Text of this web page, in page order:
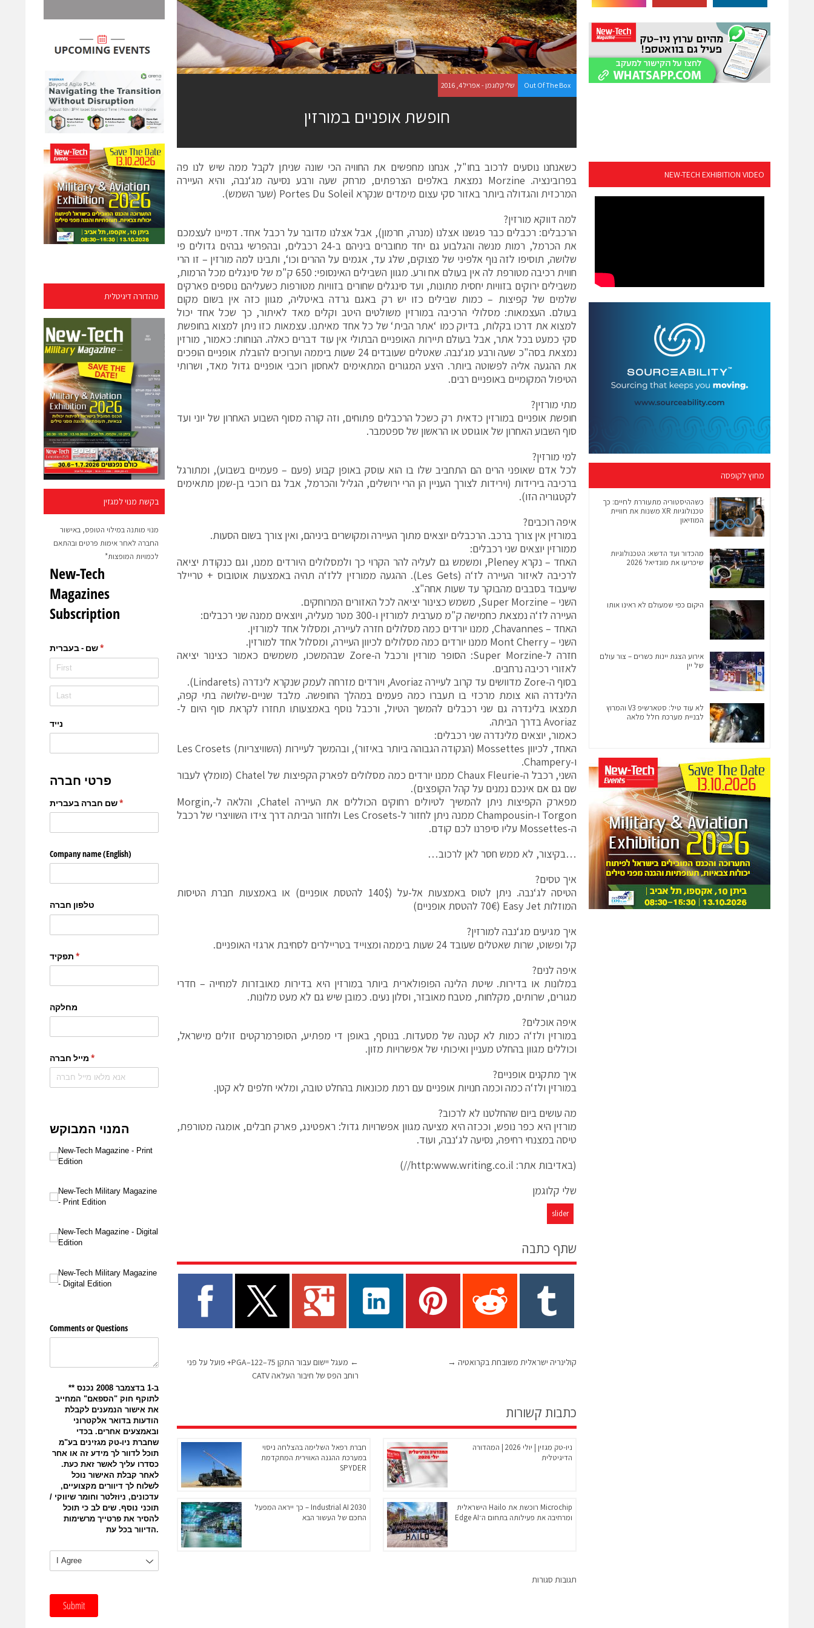
מהדורה דיגיטלית
בקשת מנוי למגזין
מנוי מותנה במילוי הטופס, באישור
החברה לאחר אימות פרטים ובהתאם
לכמויות המופצות*
Out Of The Box שלי קלוגמן - אפריל 4, 2016
חופשת אופניים במורזין
כשאנחנו נוסעים לרכוב בחו"ל, אנחנו מחפשים את החוויה הכי שונה שניתן לקבל ממה שיש לנו פה
בפרובינציה. Morzine נמצאת באלפים הצרפתים, מרחק שעה ורבע נסיעה מג‘נבה, והיא העיירה
המרכזית והגדולה ביותר באזור סקי עצום מימדים שנקרא Portes Du Soleil (שער השמש).
למה דווקא מורזין?
הרכבלים: רכבלים כבר פגשנו אצלנו (מנרה, חרמון), אבל אצלנו מדובר על רכבל אחד. דמיינו לעצמכם
את הכרמל, רמות מנשה והגלבוע גם יחד מחוברים ביניהם ב-24 רכבלים, ובהפרשי גבהים גדולים פי
שלושה, תוסיפו לזה נוף אלפיני של מצוקים, שלג עד, אגמים על ההרים וכו‘, ותבינו למה מורזין – זו הרי
חווית רכיבה מטורפת לה אין בעולם אח ורע. מגוון השבילים האינסופי: 650 ק"מ של סינגלים מכל הרמות,
משבילים ירוקים בזוויות יחסית מתונות, ועד סינגלים שחורים בזוויות מטורפות כשעליהם נוספים פארקים
שלמים של קפיצות – כמות שבילים כזו יש רק באגם גרדה באיטליה, מגוון כזה אין בשום מקום
בעולם. העצמאות: מסלולי הרכיבה במורזין משולטים היטב וקלים מאד לאיתור, כך שכל אחד יכול
למצוא את דרכו בקלות, בדיוק כמו ‘אתר הבית‘ של כל אחד מאיתנו. עצמאות כזו ניתן למצוא בחופשת
סקי כמעט בכל אתר, אבל בעולם תיירות האופניים הבתולי אין עוד דברים כאלה. הנוחות: כאמור, מורזין
נמצאת בסה"כ שעה ורבע מג‘נבה. שאטלים שעובדים 24 שעות ביממה וערוכים להובלת אופניים הופכים
את ההגעה אליה לפשוטה ביותר. היצע המגורים המתאימים לאחסון רוכבי אופניים גדול מאד, ושרותי
הטיפול המקומיים באופניים רבים.
מתי מורזין?
חופשת אופניים במורזין כדאית רק כשכל הרכבלים פתוחים, וזה קורה מסוף השבוע האחרון של יוני ועד
סוף השבוע האחרון של אוגוסט או הראשון של ספטמבר.
למי מורזין?
לכל אדם שאופני הרים הם התחביב שלו בו הוא עוסק באופן קבוע (פעם – פעמיים בשבוע), ומתורגל
ברכיבה בירידות (וירידות לצורך העניין הן הרי ירושלים, הגליל והכרמל, אבל גם רוכבי בן-שמן מתאימים
לקטגוריה הזו).
איפה רוכבים?
במורזין אין צורך ברכב. הרכבלים יוצאים מתוך העיירה ומקושרים ביניהם, ואין צורך בשום הסעות.
ממורזין יוצאים שני רכבלים:
האחד – נקרא Pleney, ומשמש גם לעליה להר הקרוי כך ולמסלולים היורדים ממנו, וגם כנקודת יציאה
לרכיבה לאיזור העיירה לז‘ה (Les Gets). ההגעה ממורזין ללז‘ה תהיה באמצעות אוטובוס + טריילר
שיעבוד בסבבים מהבוקר עד שעות אחה"צ.
השני – Super Morzine, משמש כצינור יציאה לכל האזורים המרוחקים.
העיירה לז‘ה נמצאת כחמישה ק"מ מערבית למורזין ו-300 מטר מעליה, ויוצאים ממנה שני רכבלים:
האחד – Chavannes, ממנו יורדים כמה מסלולים חזרה לעיירה, ומסלול אחד למורזין.
השני – Mont Cherry ממנו יורדים כמה מסלולים לכיוון העיירה, ומסלול אחד למורזין.
חזרה ל-Super Morzine: הסופר מורזין ורכבל ה-Zore שבהמשכו, משמשים כאמור כצינור יציאה
לאזורי רכיבה נרחבים.
בסוף ה-Zore מדוושים עד קרוב לעיירה Avoriaz, ויורדים מזרחה לעמק שנקרא לינדרה (Lindarets).
הלינדרה הוא צומת מרכזי בו תעברו כמה פעמים במהלך החופשה. מלבד שניים-שלושה בתי קפה,
תמצאו בלינדרה גם שני רכבלים להמשך הטיול, ורכבל נוסף באמצעותו תחזרו לקראת סוף היום ל-
Avoriaz בדרך הביתה.
כאמור, יוצאים מלינדרה שני רכבלים:
האחד, לכיוון Mossettes (הנקודה הגבוהה ביותר באיזור), ובהמשך לעיירות (השוויצריות) Les Crosets
ו-Champery.
השני, רכבל ה-Chaux Fleurie ממנו יורדים כמה מסלולים לפארק הקפיצות של Chatel (מומלץ לעבור
שם גם אם אינכם נמנים על קהל הקופצים).
מפארק הקפיצות ניתן להמשיך לטיולים רחוקים הכוללים את העיירה Chatel, והלאה ל-Morgin,
Torgon ו-Champousin ממנה ניתן לחזור ל-Les Crosets ולחזור הביתה דרך צידו השוויצרי של רכבל
ה-Mossettes עליו סיפרנו לכם קודם.
…בקיצור, לא ממש חסר לאן לרכוב…
איך טסים?
הטיסה לג‘נבה. ניתן לטוס באמצעות אל-על (140$ להטסת אופניים) או באמצעות חברת הטיסות
המוזלות Easy Jet (70€ להטסת אופניים)
איך מגיעים מג‘נבה למורזין?
קל ופשוט, שרות שאטלים שעובד 24 שעות ביממה ומצוייד בטריילרים לסחיבת ארגזי האופניים.
איפה לנים?
במלונות או בדירות. שיטת הלינה הפופולארית ביותר במורזין היא בדירות מאובזרות למחייה – חדרי
מגורים, שרותים, מקלחות, מטבח מאובזר, וסלון נעים. כמובן שיש גם לא מעט מלונות.
איפה אוכלים?
במורזין ולז‘ה כמות לא קטנה של מסעדות. בנוסף, באופן די מפתיע, הסופרמרקטים זולים מישראל,
וכוללים מגוון בהחלט מעניין ואיכותי של אפשרויות מזון.
איך מתקנים אופניים?
במורזין ולז‘ה כמה וכמה חנויות אופניים עם רמת מכונאות בהחלט טובה, ומלאי חלפים לא קטן.
מה עושים ביום שהחלטנו לא לרכוב?
מורזין היא כפר נופש, וככזה היא מציעה מגוון אפשרויות גדול: ראפטינג, פארק חבלים, אומגה מטורפת,
טיסה במצנחי רחיפה, נסיעה לג‘נבה, ועוד.
(באדיבות אתר: http:www.writing.co.il//)
שלי קלוגמן
slider
שתף כתבה
←
מעגל יישום עבור התקן PGA–122–75+ פועל על פני
רוחב הפס של חיבור העלאה CATV
קולינריה ישראלית משובחת בקרואטיה →
כתבות קשורות
חברת רפאל השלימה בהצלחה ניסוי
במערכת ההגנה האווירית המתקדמת
SPYDER
ניו-טק מגזין | יולי 2026 | המהדורה
הדיגיטלית
Industrial AI 2030 – כך ייראה המפעל
החכם של העשור הבא
Microchip רוכשת את Hailo הישראלית
ומרחיבה את פעילותה בתחום ה־Edge AI
תגובות סגורות
NEW-TECH EXHIBITION VIDEO
מחוץ לקופסה
כשההיסטוריה מתעוררת לחיים: כך
טכנולוגיות XR משנות את חוויית
המוזיאון
מהכדור ועד הדשא: הטכנולוגיות
שיכריעו את מונדיאל 2026
היקום כפי שמעולם לא ראינו אותו
אירוע הצגת יינות כשרים – צור עולם
של יין
לא עוד טיל: סטארשיפ V3 והמרוץ
לבניית מערכת חלל מלאה